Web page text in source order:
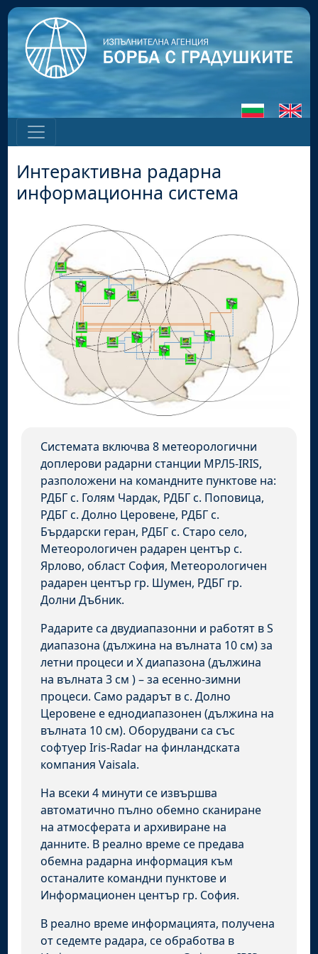
Интерактивна радарна
информационна система
Системата включва 8 метеорологични
доплерови радарни станции МРЛ5-IRIS,
разположени на командните пунктове на:
РДБГ с. Голям Чардак, РДБГ с. Поповица,
РДБГ с. Долно Церовене, РДБГ с.
Бърдарски геран, РДБГ с. Старо село,
Метеорологичен радарен център с.
Ярлово, област София, Метеорологичен
радарен център гр. Шумен, РДБГ гр.
Долни Дъбник.
Радарите са двудиапазонни и работят в S
диапазона (дължина на вълната 10 см) за
летни процеси и X диапазона (дължина
на вълната 3 см ) – за есенно-зимни
процеси. Само радарът в с. Долно
Церовене е еднодиапазонен (дължина на
вълната 10 см). Оборудвани са със
софтуер Iris-Radar на финландската
компания Vaisala.
На всеки 4 минути се извършва
автоматично пълно обемно сканиране
на атмосферата и архивиране на
данните. В реално време се предава
обемна радарна информация към
останалите командни пунктове и
Информационен център гр. София.
В реално време информацията, получена
от седемте радара, се обработва в